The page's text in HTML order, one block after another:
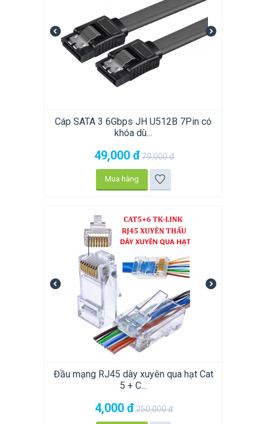
Cáp SATA 3 6Gbps JH U512B 7Pin có
khóa dù...
49,000 đ79,000đ
Mua hàng
Đầu mạng RJ45 dây xuyên qua hạt Cat
5 + C...
4,000 đ250,000đ